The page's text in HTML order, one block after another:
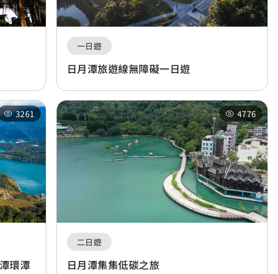
一日遊
日月潭旅遊線無障礙一日遊
3261
環潭
4776
二日遊
日月潭集集低碳之旅